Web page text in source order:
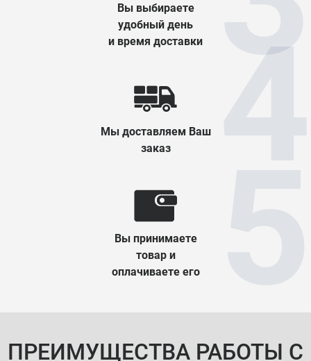
Вы выбираете
удобный день
и время доставки
Мы доставляем Ваш
заказ
Вы принимаете
товар и
оплачиваете его
ПРЕИМУЩЕСТВА РАБОТЫ С